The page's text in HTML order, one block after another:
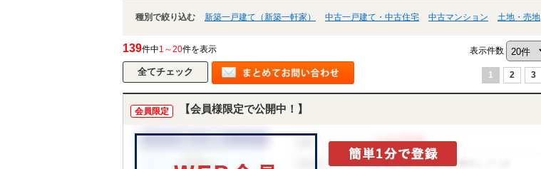
種別で絞り込む 新築一戸建て（新築一軒家） 中古一戸建て・中古住宅 中古マンション 土地・売地
139件中1～20件を表示 表示件数
1 2 3
会員限定 【会員様限定で公開中！】